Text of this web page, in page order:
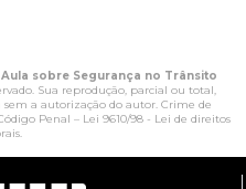
sobre Segurança no Trânsito
Sua reprodução, parcial ou total,
a autorização do autor. Crime de
Penal – Lei 9610/98 - Lei de direitos
.